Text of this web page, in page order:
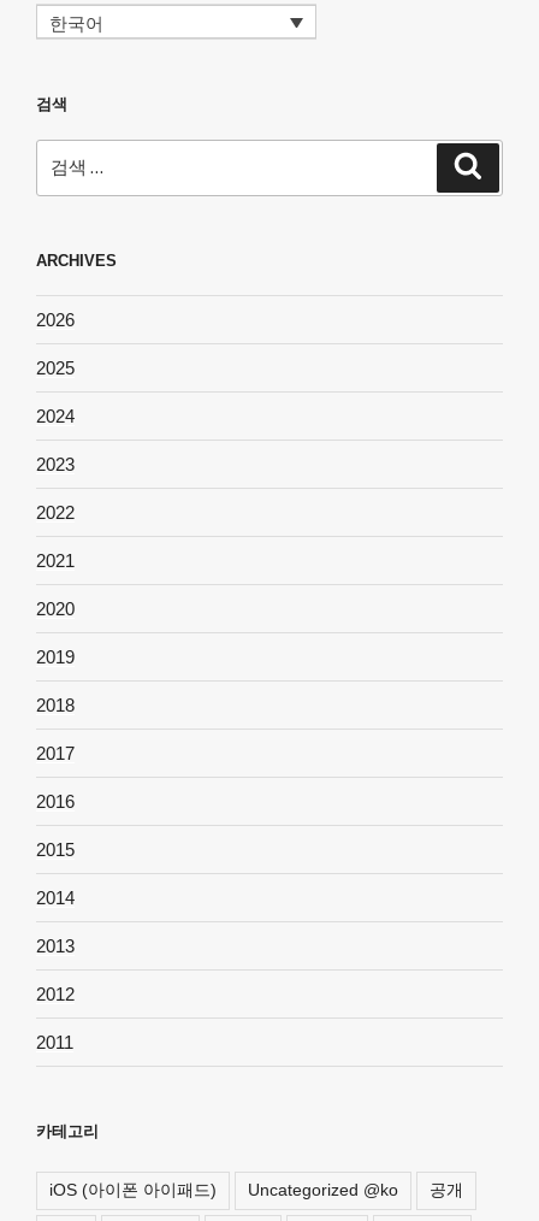
한국어
검색
색:
ARCHIVES
2026
2025
2024
2023
2022
2021
2020
2019
2018
2017
2016
2015
2014
2013
2012
2011
카테고리
iOS (아이폰 아이패드) Uncategorized @ko 공개